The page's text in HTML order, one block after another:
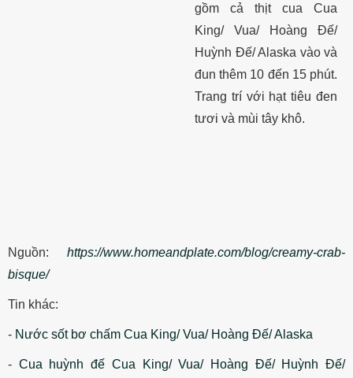
gồm cả thịt cua Cua
King/ Vua/ Hoàng Đế/
Huỳnh Đế/ Alaska vào và
đun thêm 10 đến 15 phút.
Trang trí với hạt tiêu đen
tươi và mùi tây khô.
Nguồn: https://www.homeandplate.com/blog/creamy-crab-
bisque/
Tin khác:
- Nước sốt bơ chấm Cua King/ Vua/ Hoàng Đế/ Alaska
- Cua huỳnh đế Cua King/ Vua/ Hoàng Đế/ Huỳnh Đế/